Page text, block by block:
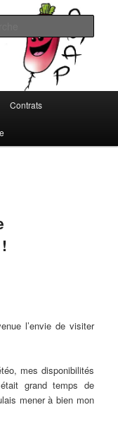
Contrats
l’envie de visiter
mes disponibilités
grand temps de
mener à bien mon